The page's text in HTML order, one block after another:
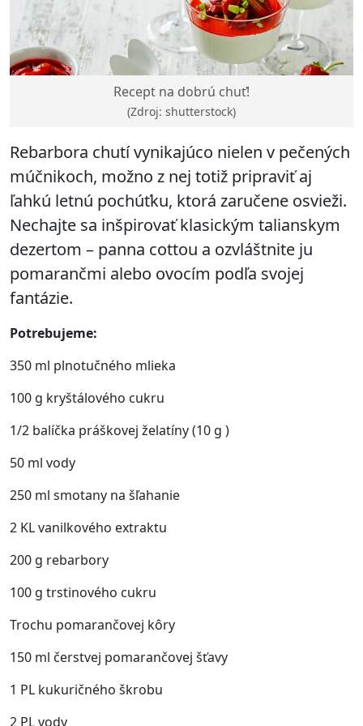
Recept na dobrú chuť!
(Zdroj: shutterstock)
Rebarbora chutí vynikajúco nielen v pečených
múčnikoch, možno z nej totiž pripraviť aj
ľahkú letnú pochúťku, ktorá zaručene osvieži.
Nechajte sa inšpirovať klasickým talianskym
dezertom – panna cottou a ozvláštnite ju
pomarančmi alebo ovocím podľa svojej
fantázie.
Potrebujeme:
350 ml plnotučného mlieka
100 g kryštálového cukru
1/2 balíčka práškovej želatíny (10 g )
50 ml vody
250 ml smotany na šľahanie
2 KL vanilkového extraktu
200 g rebarbory
100 g trstinového cukru
Trochu pomarančovej kôry
150 ml čerstvej pomarančovej šťavy
1 PL kukuričného škrobu
2 PL vody